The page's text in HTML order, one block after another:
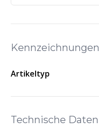
Technische Daten
Kennzeichnungen
Artikeltyp